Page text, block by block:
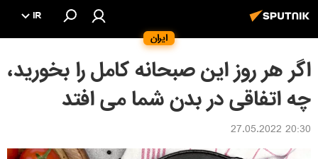
ایران
IR
اگر هر روز این صبحانه کامل را بخورید،
چه اتفاقی در بدن شما می افتد
20:30 27.05.2022